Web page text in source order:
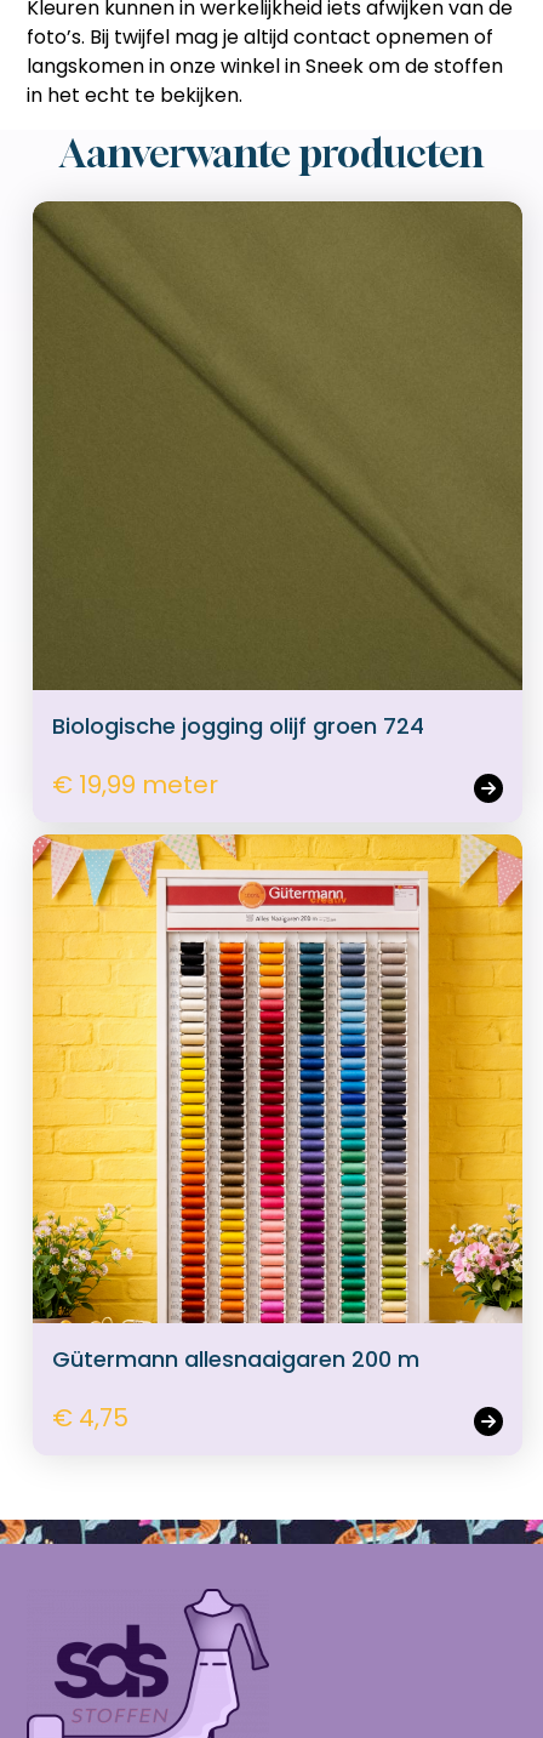
Kleuren kunnen in werkelijkheid iets afwijken van de
foto’s. Bij twijfel mag je altijd contact opnemen of
langskomen in onze winkel in Sneek om de stoffen
in het echt te bekijken.
Aanverwante producten
Biologische jogging olijf groen 724
€ 19,99 meter
Gütermann allesnaaigaren 200 m
€ 4,75